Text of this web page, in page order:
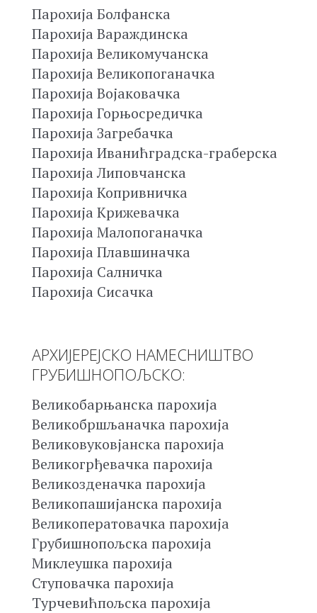
Парохија Болфанска
Парохија Вараждинска
Парохија Великомучанска
Парохија Великопоганачка
Парохија Војаковачка
Парохија Горњосредичка
Парохија Загребачка
Парохија Иванићградска-граберска
Парохија Липовчанска
Парохија Копривничка
Парохија Крижевачка
Парохија Малопоганачка
Парохија Плавшиначка
Парохија Салничка
Парохија Сисачка
АРХИЈЕРЕЈСКО НАМЕСНИШТВО
ГРУБИШНОПОЉСКО:
Великобарњанска парохија
Великобршљаначка парохија
Великовуковјанска парохија
Великогрђевачка парохија
Великозденачка парохија
Великопашијанска парохија
Великоператовачка парохија
Грубишнопољска парохија
Миклеушка парохија
Ступовачка парохија
Турчевићпољска парохија